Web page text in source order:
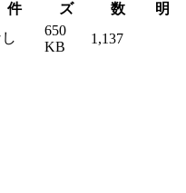
件 ズ 数 明
650
KB
1,137